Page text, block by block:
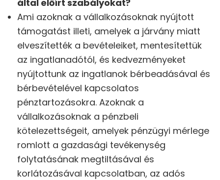
által előírt szabályokat?
Ami azoknak a vállalkozásoknak nyújtott
támogatást illeti, amelyek a járvány miatt
elveszítették a bevételeiket, mentesítettük
az ingatlanadótól, és kedvezményeket
nyújtottunk az ingatlanok bérbeadásával és
bérbevételével kapcsolatos
pénztartozásokra. Azoknak a
vállalkozásoknak a pénzbeli
kötelezettségeit, amelyek pénzügyi mérlege
romlott a gazdasági tevékenység
folytatásának megtiltásával és
korlátozásával kapcsolatban, az adós